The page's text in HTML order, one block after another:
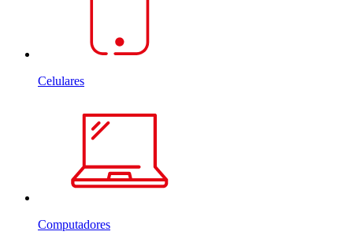
Celulares
Computadores